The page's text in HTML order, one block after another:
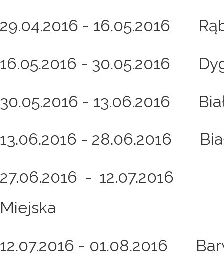
29.04.2016 - 16.05.2016
16.05.2016 - 30.05.2016
30.05.2016 - 13.06.2016
13.06.2016 - 28.06.2016
27.06.2016 - 12.07.2016
Miejska
12.07.2016 - 01.08.2016